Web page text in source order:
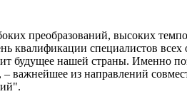
преобразований, высоких
квалификации специалистов
будущее нашей страны. Именно
важнейшее из направлений